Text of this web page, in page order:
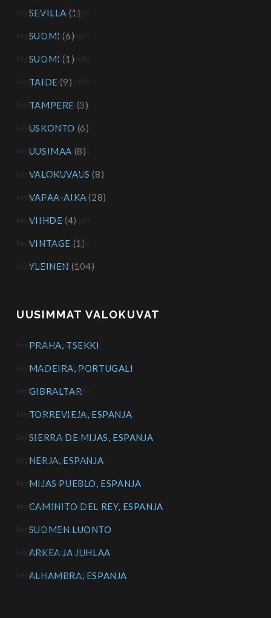
SEVILLA (1)
SUOMI (6)
SUOMI (1)
TAIDE (9)
TAMPERE (3)
USKONTO (6)
UUSIMAA (8)
VALOKUVAUS (8)
VAPAA-AIKA (28)
VIIHDE (4)
VINTAGE (1)
YLEINEN (104)
UUSIMMAT VALOKUVAT
PRAHA, TSEKKI
MADEIRA, PORTUGALI
GIBRALTAR
TORREVIEJA, ESPANJA
SIERRA DE MIJAS, ESPANJA
NERJA, ESPANJA
MIJAS PUEBLO, ESPANJA
CAMINITO DEL REY, ESPANJA
SUOMEN LUONTO
ARKEA JA JUHLAA
ALHAMBRA, ESPANJA